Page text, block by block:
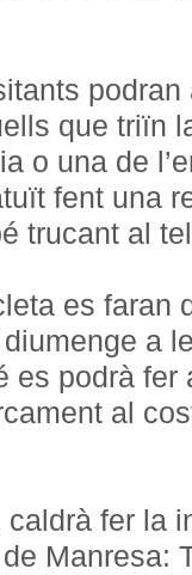
que triïn
o una de
fent una
trucant al
es faran
a
es podrà
al
fer la
Manresa: